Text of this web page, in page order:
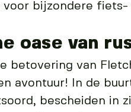
bijzondere fiets-
oase van
betovering van
avontuur! In de
bescheiden in